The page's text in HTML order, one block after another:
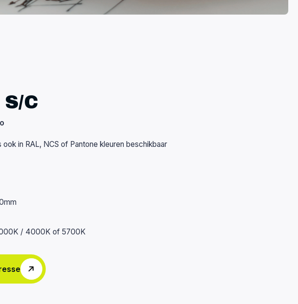
C
ook in RAL, NCS of Pantone kleuren beschikbaar
/ 4000K of 5700K